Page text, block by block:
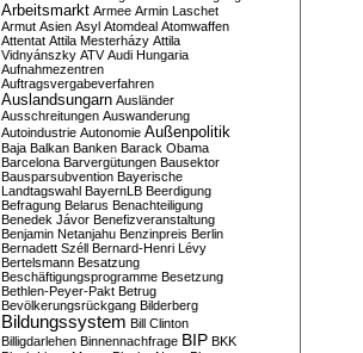
Arbeitsmarkt Armee Armin Laschet
Armut Asien Asyl Atomdeal Atomwaffen
Attentat Attila Mesterházy Attila
Vidnyánszky ATV Audi Hungaria
Aufnahmezentren
Auftragsvergabeverfahren
Auslandsungarn Ausländer
Ausschreitungen Auswanderung
Autoindustrie Autonomie Außenpolitik
Baja Balkan Banken Barack Obama
Barcelona Barvergütungen Bausektor
Bausparsubvention Bayerische
Landtagswahl BayernLB Beerdigung
Befragung Belarus Benachteiligung
Benedek Jávor Benefizveranstaltung
Benjamin Netanjahu Benzinpreis Berlin
Bernadett Széll Bernard-Henri Lévy
Bertelsmann Besatzung
Beschäftigungsprogramme Besetzung
Bethlen-Peyer-Pakt Betrug
Bevölkerungsrückgang Bilderberg
Bildungssystem Bill Clinton
Billigdarlehen Binnennachfrage BIP BKK